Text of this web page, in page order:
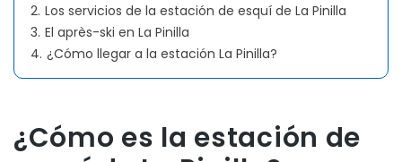
2. Los servicios de la estación de esquí de La Pinilla
3. El après-ski en La Pinilla
4. ¿Cómo llegar a la estación La Pinilla?
¿Cómo es la estación de